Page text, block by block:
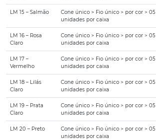
LM 15 – Salmão
Cone único > Fio único > por cor > 05
unidades por caixa
LM 16 – Rosa
Claro
Cone único > Fio único > por cor > 05
unidades por caixa
LM 17 –
Vermelho
Cone único > Fio único > por cor > 05
unidades por caixa
LM 18 – Lilás
Claro
Cone único > Fio único > por cor > 05
unidades por caixa
LM 19 – Prata
Claro
Cone único > Fio único > por cor > 05
unidades por caixa
LM 20 – Preto
Cone único > Fio único > por cor > 05
unidades por caixa